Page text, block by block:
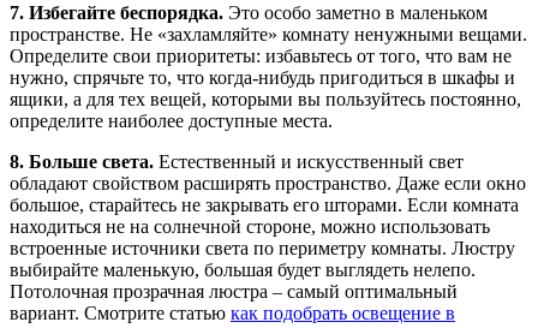
7. Избегайте беспорядка. Это особо заметно в маленьком
пространстве. Не «захламляйте» комнату ненужными вещами.
Определите свои приоритеты: избавьтесь от того, что вам не
нужно, спрячьте то, что когда-нибудь пригодиться в шкафы и
ящики, а для тех вещей, которыми вы пользуйтесь постоянно,
определите наиболее доступные места.
8. Больше света. Естественный и искусственный свет
обладают свойством расширять пространство. Даже если окно
большое, старайтесь не закрывать его шторами. Если комната
находиться не на солнечной стороне, можно использовать
встроенные источники света по периметру комнаты. Люстру
выбирайте маленькую, большая будет выглядеть нелепо.
Потолочная прозрачная люстра – самый оптимальный
вариант. Смотрите статью как подобрать освещение в